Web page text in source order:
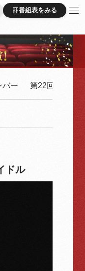
番組表をみる
番組表をみる
バー 第22回バック
ドル